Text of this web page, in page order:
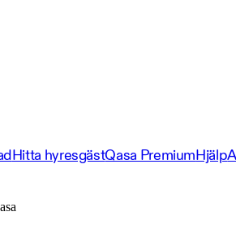
Hitta hyresgästQasa PremiumHjälp